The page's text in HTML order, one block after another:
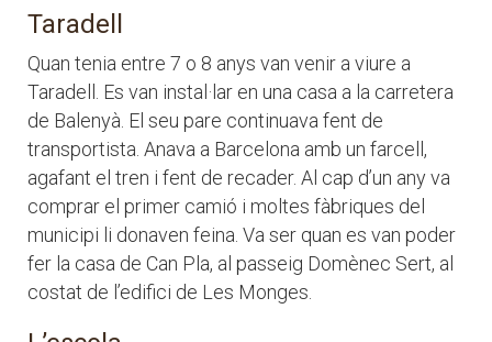
Taradell
Quan tenia entre 7 o 8 anys van venir a viure a
Taradell. Es van instal·lar en una casa a la carretera
de Balenyà. El seu pare continuava fent de
transportista. Anava a Barcelona amb un farcell,
agafant el tren i fent de recader. Al cap d’un any va
comprar el primer camió i moltes fàbriques del
municipi li donaven feina. Va ser quan es van poder
fer la casa de Can Pla, al passeig Domènec Sert, al
costat de l’edifici de Les Monges.